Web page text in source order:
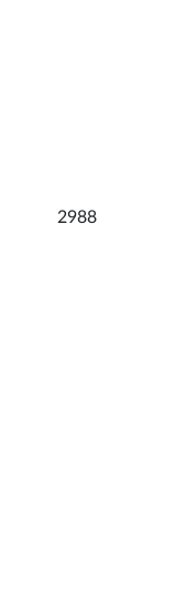
2988